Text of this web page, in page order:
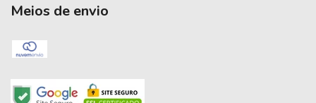
Meios de envio